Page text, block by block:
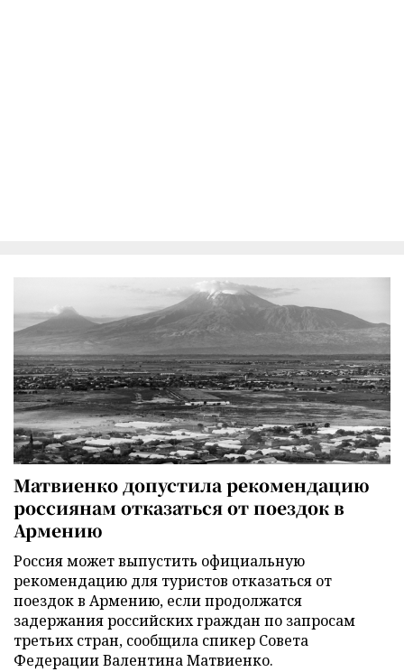
Матвиенко допустила рекомендацию
россиянам отказаться от поездок в
Армению
Россия может выпустить официальную
рекомендацию для туристов отказаться от
поездок в Армению, если продолжатся
задержания российских граждан по запросам
третьих стран, сообщила спикер Совета
Федерации Валентина Матвиенко.